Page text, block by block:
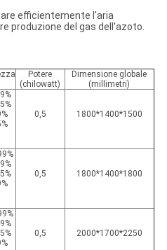
efficientemente l'aria
produzione del gas dell'azoto.
Potere
(chilowatt)
Dimensione globale
(millimetri)
0,5 1800*1400*1500
0,5 1800*1400*1800
0,5 2000*1700*2250